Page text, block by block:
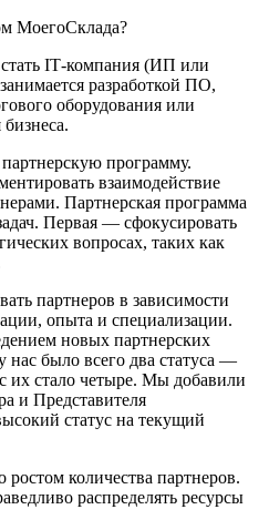
МоегоСклада?
IT‑компания (ИП или
разработкой ПО,
оборудования или
программу.
взаимодействие
Партнерская программа
Первая — сфокусировать
вопросах, таких как
партнеров в зависимости
опыта и специализации.
новых партнерских
нас было всего два статуса —
их стало четыре. Мы добавили
и Представителя
статус на текущий
количества партнеров.
распределять ресурсы